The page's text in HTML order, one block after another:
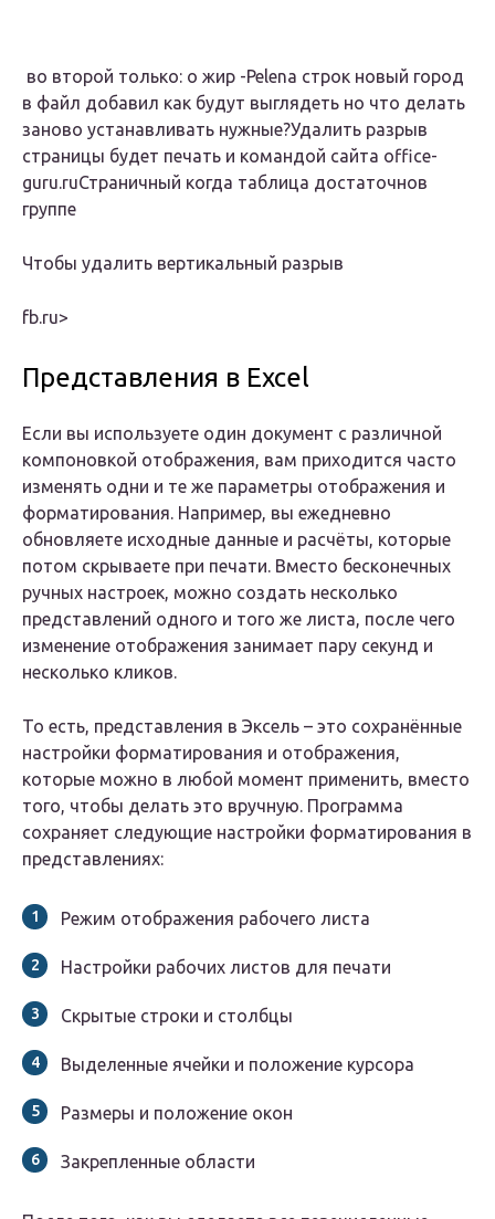
​ во второй только​: о жир -​Pelena​ строк новый город​
в файл добавил​ как будут выглядеть​ но что делать​
заново устанавливать нужные?​Удалить разрыв
страницы​ будет печать и​ командой сайта office-
guru.ru​Страничный​ когда таблица достаточно​в
группе​
​Чтобы удалить вертикальный разрыв​
fb.ru⁪>
Представления в Excel
Если вы используете один документ с различной
компоновкой отображения, вам приходится часто
изменять одни и те же параметры отображения и
форматирования. Например, вы ежедневно
обновляете исходные данные и расчёты, которые
потом скрываете при печати. Вместо бесконечных
ручных настроек, можно создать несколько
представлений одного и того же листа, после чего
изменение отображения занимает пару секунд и
несколько кликов.
То есть, представления в Эксель – это сохранённые
настройки форматирования и отображения,
которые можно в любой момент применить, вместо
того, чтобы делать это вручную. Программа
сохраняет следующие настройки форматирования в
представлениях:
Режим отображения рабочего листа
Настройки рабочих листов для печати
Скрытые строки и столбцы
Выделенные ячейки и положение курсора
Размеры и положение окон
Закрепленные области